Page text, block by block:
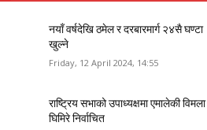
नयाँ वर्षदेखि ठमेल र दरबारमार्ग २४सै घण्टा
खुल्ने
Friday, 12 April 2024, 14:55
राष्ट्रिय सभाको उपाध्यक्षमा एमालेकी विमला
घिमिरे निर्वाचित